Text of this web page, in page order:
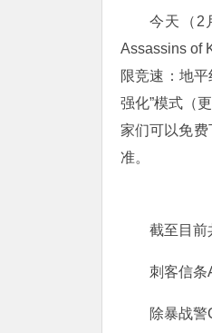
今天（2
Assassins of
限竞速：地
强化”模式（
家们可以免
准。
截至目前
刺客信条
除暴战